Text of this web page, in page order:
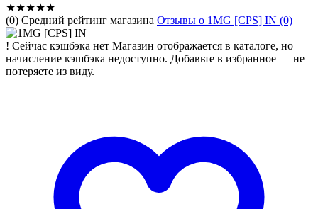
★★★★★
(0) Средний рейтинг магазина Отзывы о 1MG [CPS] IN (0)
! Сейчас кэшбэка нет Магазин отображается в каталоге, но
начисление кэшбэка недоступно. Добавьте в избранное — не
потеряете из виду.